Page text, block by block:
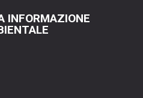
INFORMAZIONE